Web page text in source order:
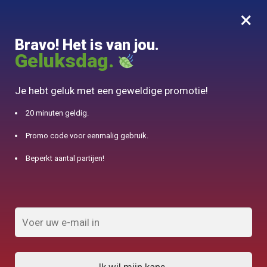
0
10% aangeboden voor 50€ aankopen met DJINN-code10
×
Bravo! Het is van jou.
Geluksdag.
Je hebt geluk met een geweldige promotie!
20 minuten geldig.
Promo code voor eenmalig gebruik.
Beperkt aantal partijen!